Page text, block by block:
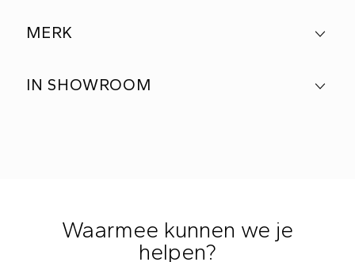
MERK
IN SHOWROOM
Waarmee kunnen we je
helpen?